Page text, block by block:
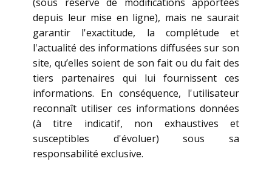
depuis leur mise en ligne), mais ne saurait
garantir l'exactitude, la complétude et
l'actualité des informations diffusées sur son
site, qu’elles soient de son fait ou du fait des
tiers partenaires qui lui fournissent ces
informations. En conséquence, l'utilisateur
reconnaît utiliser ces informations données
(à titre indicatif, non exhaustives et
susceptibles d'évoluer) sous sa
responsabilité exclusive.